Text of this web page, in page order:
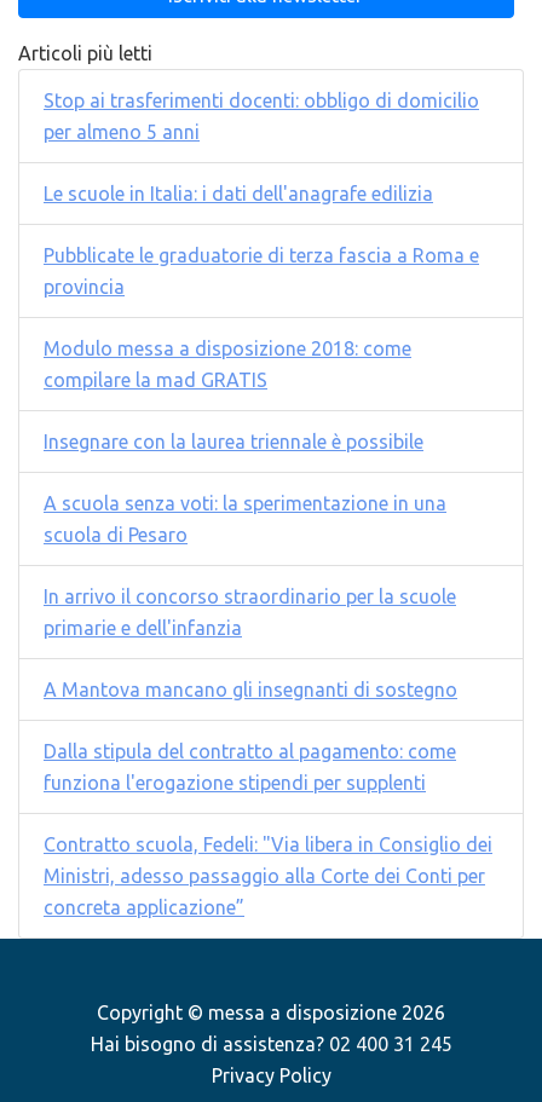
Articoli più letti
Stop ai trasferimenti docenti: obbligo di domicilio
per almeno 5 anni
Le scuole in Italia: i dati dell'anagrafe edilizia
Pubblicate le graduatorie di terza fascia a Roma e
provincia
Modulo messa a disposizione 2018: come
compilare la mad GRATIS
Insegnare con la laurea triennale è possibile
A scuola senza voti: la sperimentazione in una
scuola di Pesaro
In arrivo il concorso straordinario per la scuole
primarie e dell'infanzia
A Mantova mancano gli insegnanti di sostegno
Dalla stipula del contratto al pagamento: come
funziona l'erogazione stipendi per supplenti
Contratto scuola, Fedeli: "Via libera in Consiglio dei
Ministri, adesso passaggio alla Corte dei Conti per
concreta applicazione”
Copyright © messa a disposizione 2026
Hai bisogno di assistenza?02 400 31 245
Privacy Policy